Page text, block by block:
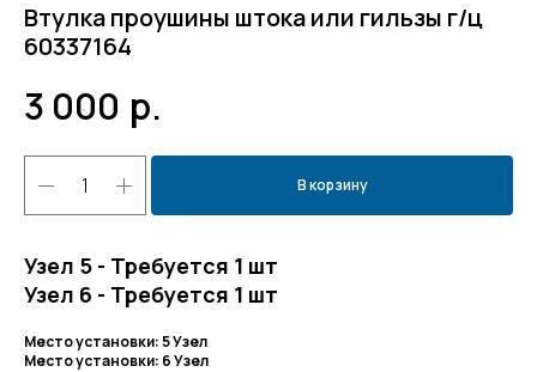
Втулка проушины штока или гильзы г/ц
60337164
3 000 р.
В корзину
Узел 5 - Требуется 1 шт
Узел 6 - Требуется 1 шт
Место установки: 5 Узел
Место установки: 6 Узел